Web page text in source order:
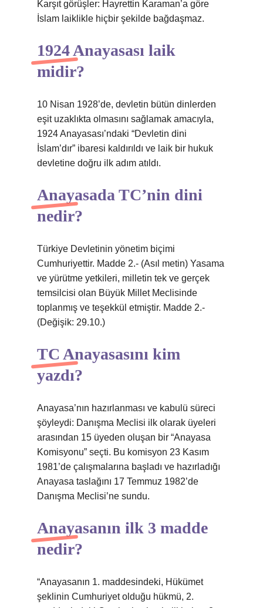
Karşıt görüşler: Hayrettin Karaman’a göre
İslam laiklikle hiçbir şekilde bağdaşmaz.
1924 Anayasası laik
midir?
10 Nisan 1928’de, devletin bütün dinlerden
eşit uzaklıkta olmasını sağlamak amacıyla,
1924 Anayasası’ndaki “Devletin dini
İslam’dır” ibaresi kaldırıldı ve laik bir hukuk
devletine doğru ilk adım atıldı.
Anayasada TC’nin dini
nedir?
Türkiye Devletinin yönetim biçimi
Cumhuriyettir. Madde 2.- (Asıl metin) Yasama
ve yürütme yetkileri, milletin tek ve gerçek
temsilcisi olan Büyük Millet Meclisinde
toplanmış ve teşekkül etmiştir. Madde 2.-
(Değişik: 29.10.)
TC Anayasasını kim
yazdı?
Anayasa’nın hazırlanması ve kabulü süreci
şöyleydi: Danışma Meclisi ilk olarak üyeleri
arasından 15 üyeden oluşan bir “Anayasa
Komisyonu” seçti. Bu komisyon 23 Kasım
1981’de çalışmalarına başladı ve hazırladığı
Anayasa taslağını 17 Temmuz 1982’de
Danışma Meclisi’ne sundu.
Anayasanın ilk 3 madde
nedir?
“Anayasanın 1. maddesindeki, Hükümet
şeklinin Cumhuriyet olduğu hükmü, 2.